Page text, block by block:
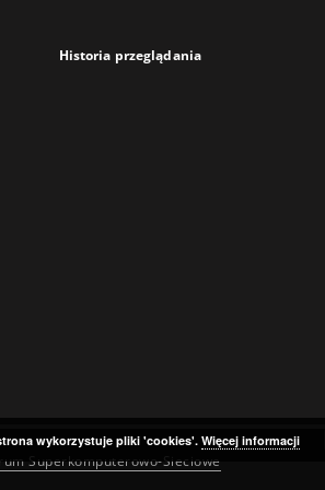
Historia przeglądania
Superkomputerowo-Sieciowe
wykorzystuje pliki 'cookies'.Więcej informacji